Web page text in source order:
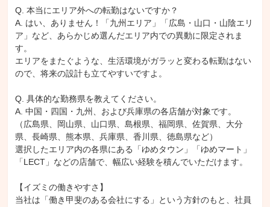
Q. 本当にエリア外への転勤はないですか？
A. はい、ありません！「九州エリア」「広島・山口・山陰エリ
ア」など、あらかじめ選んだエリア内での異動に限定されま
す。
エリアをまたぐような、生活環境がガラッと変わる転勤はない
ので、将来の設計も立てやすいですよ。
Q. 具体的な勤務県を教えてください。
A. 中国・四国・九州、および兵庫県の各店舗が対象です。
（広島県、岡山県、山口県、島根県、福岡県、佐賀県、大分
県、長崎県、熊本県、兵庫県、香川県、徳島県など）
選択したエリア内の各県にある「ゆめタウン」「ゆめマート」
「LECT」などの店舗で、幅広い経験を積んでいただけます。
【イズミの働きやすさ】
当社は「働き甲斐のある会社にする」という方針のもと、社員